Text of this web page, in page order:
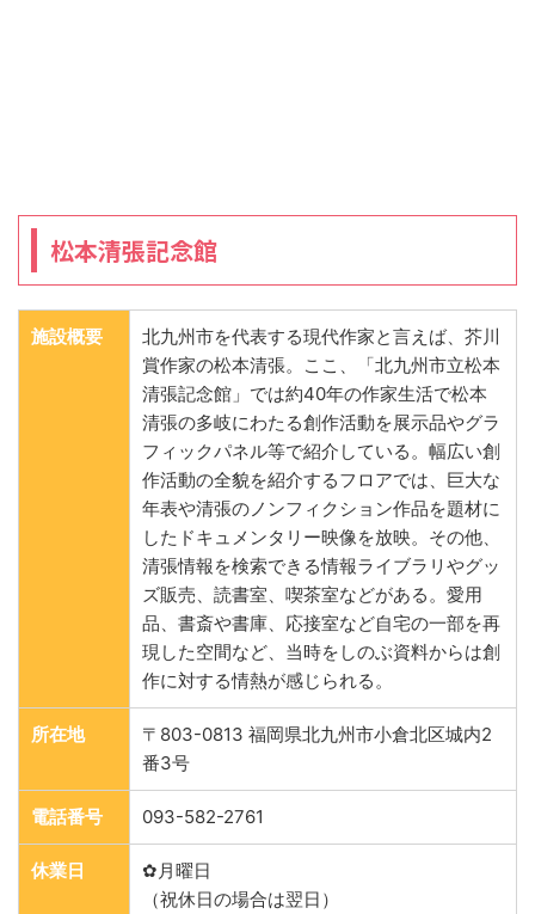
松本清張記念館
施設概要
北九州市を代表する現代作家と言えば、芥川
賞作家の松本清張。ここ、「北九州市立松本
清張記念館」では約40年の作家生活で松本
清張の多岐にわたる創作活動を展示品やグラ
フィックパネル等で紹介している。幅広い創
作活動の全貌を紹介するフロアでは、巨大な
年表や清張のノンフィクション作品を題材に
したドキュメンタリー映像を放映。その他、
清張情報を検索できる情報ライブラリやグッ
ズ販売、読書室、喫茶室などがある。愛用
品、書斎や書庫、応接室など自宅の一部を再
現した空間など、当時をしのぶ資料からは創
作に対する情熱が感じられる。
所在地
〒803-0813 福岡県北九州市小倉北区城内2
番3号
電話番号 093-582-2761
休業日
✿月曜日
（祝休日の場合は翌日）